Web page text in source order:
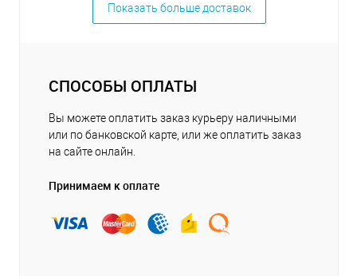
Показать больше доставок
СПОСОБЫ ОПЛАТЫ
Вы можете оплатить заказ курьеру наличными
или по банковской карте, или же оплатить заказ
на сайте онлайн.
Принимаем к оплате